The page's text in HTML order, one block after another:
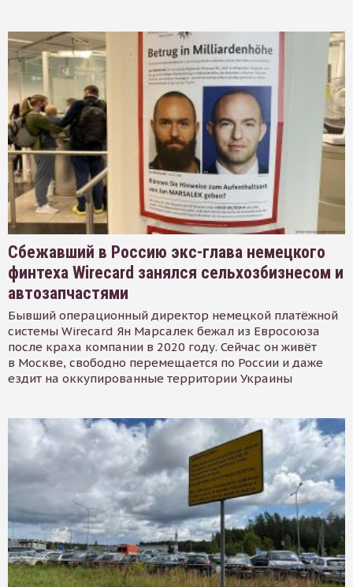
Сбежавший в Россию экс-глава немецкого
финтеха Wirecard занялся сельхозбизнесом и
автозапчастями
Бывший операционный директор немецкой платёжной
системы Wirecard Ян Марсалек бежал из Евросоюза
после краха компании в 2020 году. Сейчас он живёт
в Москве, свободно перемещается по России и даже
ездит на оккупированные территории Украины